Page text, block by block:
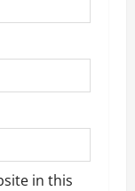
in this